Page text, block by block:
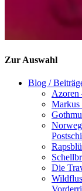
Zur Auswahl
Blog /
Azoren
Markus
Die